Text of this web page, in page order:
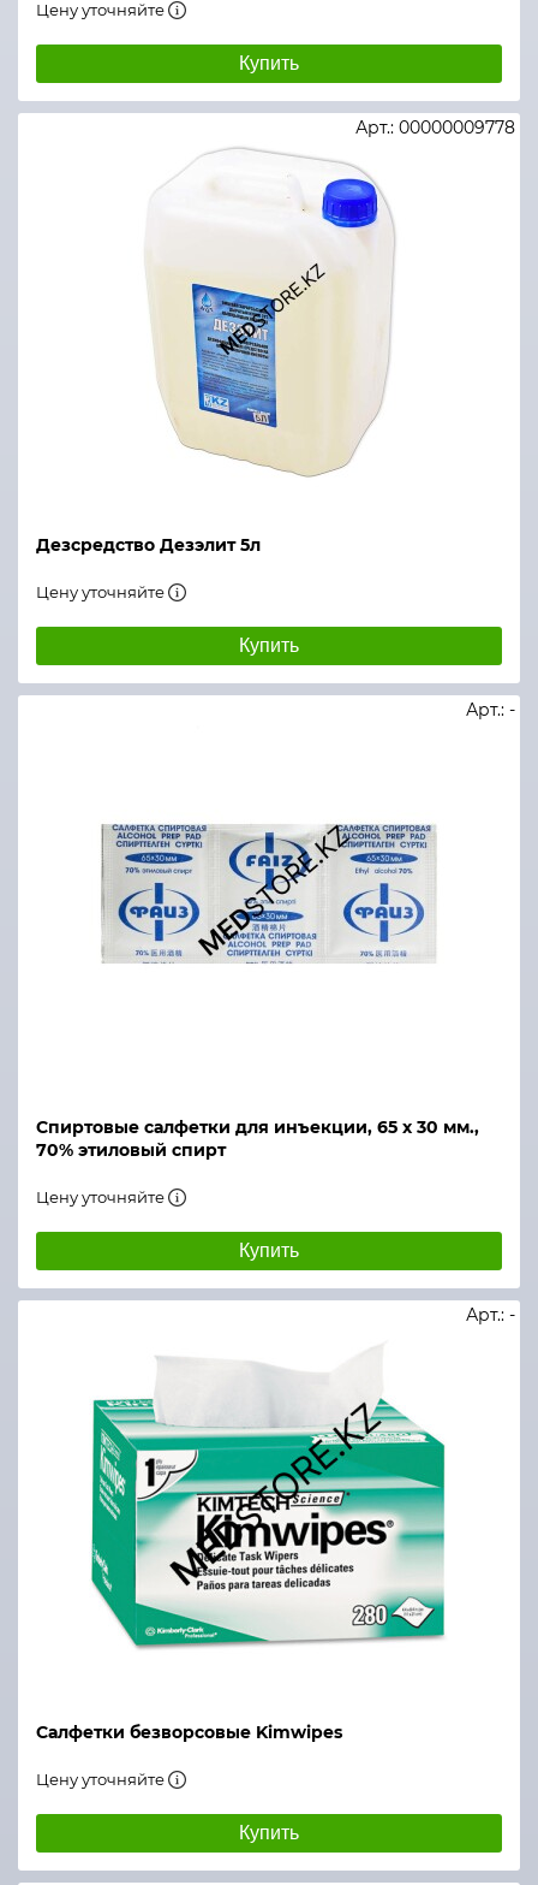
Цену уточняйте
Купить
Дезсредство Дезэлит 5л
Арт.: 00000009778
Цену уточняйте
Купить
Спиртовые салфетки для инъекции, 65 х 30 мм.,
70% этиловый спирт
Арт.: -
Цену уточняйте
Купить
Салфетки безворсовые Kimwipes
Арт.: -
Цену уточняйте
Купить